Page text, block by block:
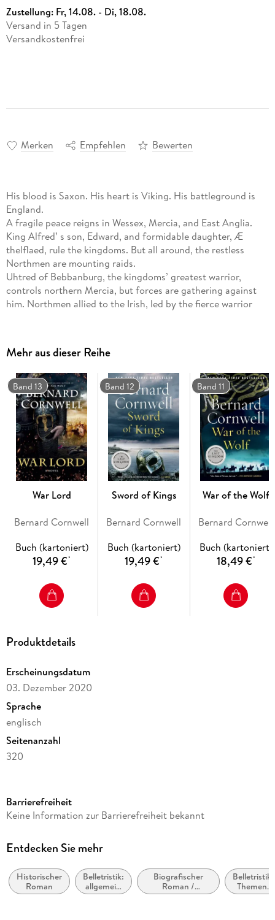
Zustellung: Fr, 14.08. - Di, 18.08.
Versand in 5 Tagen
Versandkostenfrei
Merken Empfehlen Bewerten
His blood is Saxon. His heart is Viking. His battleground is
England.
A fragile peace reigns in Wessex, Mercia, and East Anglia.
King Alfred’ s son, Edward, and formidable daughter, Æ
thelflaed, rule the kingdoms. But all around, the restless
Northmen are mounting raids.
Uhtred of Bebbanburg, the kingdoms’ greatest warrior,
controls northern Mercia, but forces are gathering against
him. Northmen allied to the Irish, led by the fierce warrior
trusted?
In the struggle between family and loyalty, between personal
ambition and political commitment, there will be no easy
path. But a man with a warrior’ s courage may be able to find
it. Such a man is Uhtred, and this may be his finest hour.
Mehr aus dieser Reihe
Band 13
War Lord
Bernard Cornwell
Buch (kartoniert)
19,49 €*
Band 12
Sword of Kings
Bernard Cornwell
Buch (kartoniert)
19,49 €*
Band 11
War of the Wolf
Bernard Cornwell
Buch (kartoniert)
18,49 €*
Produktdetails
Erscheinungsdatum
03. Dezember 2020
Sprache
englisch
Seitenanzahl
320
Autor/Autorin
Verlag/Hersteller
Produktart
kartoniert
Barrierefreiheit
Keine Information zur Barrierefreiheit bekannt
Entdecken Sie mehr
Historischer
Roman
Belletristik:
allgemein
und
Biografischer
Roman /
Autobiografischer
Belletristik:
Themen,
Stoffe,